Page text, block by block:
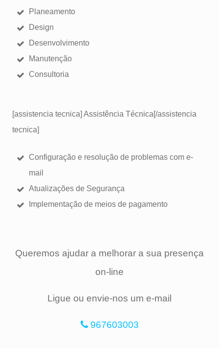
Planeamento
Design
Desenvolvimento
Manutenção
Consultoria
[assistencia tecnica] Assistência Técnica[/assistencia
tecnica]
Configuração e resolução de problemas com e-
mail
Atualizações de Segurança
Implementação de meios de pagamento
Queremos ajudar a melhorar a sua presença
on-line
Ligue ou envie-nos um e-mail
967603003